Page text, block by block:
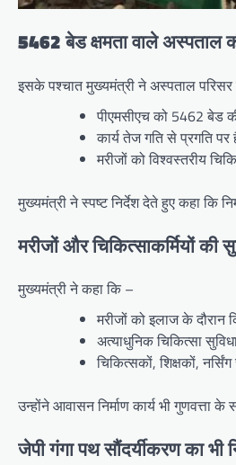
5462 बेड क्षमता वाले अस्पताल
इसके पश्चात मुख्यमंत्री ने अस्पताल परिसर में
पीएमसीएच को 5462 बेड
कार्य तेज गति से प्रगति पर
मरीजों को विश्वस्तरीय
मुख्यमंत्री ने स्पष्ट निर्देश देते हुए कहा कि
मरीजों और चिकित्साकर्मियों की
मुख्यमंत्री ने कहा कि –
मरीजों को इलाज के दौरान
अत्याधुनिक चिकित्सा
चिकित्सकों, शिक्षकों,
उन्होंने आवासन निर्माण कार्य भी गुणवत्ता
जेपी गंगा पथ सौंदर्यीकरण का भी